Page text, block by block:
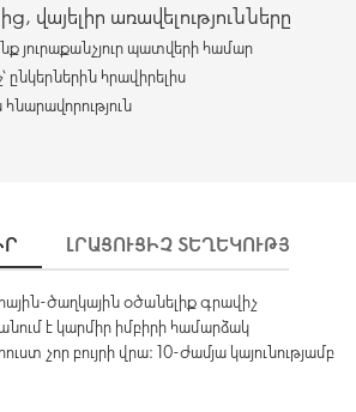
վայելիր առավելությունները
յուրաքանչյուր պատվերի համար
ընկերներին հրավիրելիս
ԼՐԱՑՈՒՑԻՉ
ծաղկային օծանելիք գրավիչ
է կարմիր իմբիրի համարձակ
չոր բույրի վրա։ 10-ժամյա կայունությամբ